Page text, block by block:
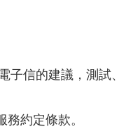
子信的建議，測試
約定條款。